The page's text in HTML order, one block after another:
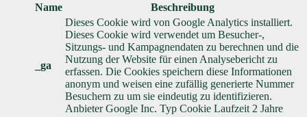
Name
Beschreibung
_ga
Dieses Cookie wird von Google Analytics installiert.
Dieses Cookie wird verwendet um Besucher-,
Sitzungs- und Kampagnendaten zu berechnen und die
Nutzung der Website für einen Analysebericht zu
erfassen. Die Cookies speichern diese Informationen
anonym und weisen eine zufällig generierte Nummer
Besuchern zu um sie eindeutig zu identifizieren.
Anbieter Google Inc. Typ Cookie Laufzeit 2 Jahre